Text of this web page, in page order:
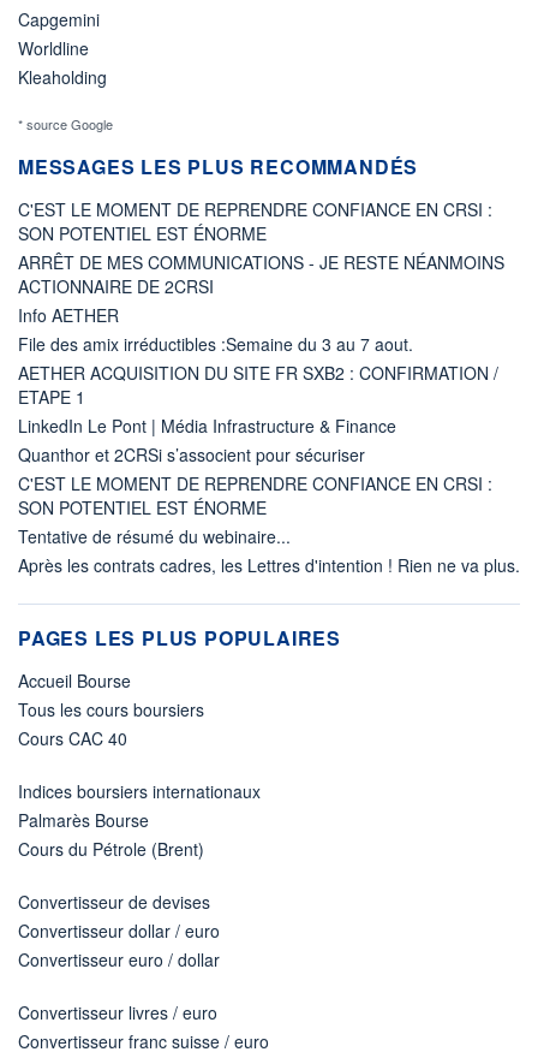
Capgemini
Worldline
Kleaholding
* source Google
MESSAGES LES PLUS RECOMMANDÉS
C'EST LE MOMENT DE REPRENDRE CONFIANCE EN CRSI :
SON POTENTIEL EST ÉNORME
ARRÊT DE MES COMMUNICATIONS - JE RESTE NÉANMOINS
ACTIONNAIRE DE 2CRSI
Info AETHER
File des amix irréductibles :Semaine du 3 au 7 aout.
AETHER ACQUISITION DU SITE FR SXB2 : CONFIRMATION /
ETAPE 1
LinkedIn Le Pont | Média Infrastructure & Finance
Quanthor et 2CRSi s’associent pour sécuriser
C'EST LE MOMENT DE REPRENDRE CONFIANCE EN CRSI :
SON POTENTIEL EST ÉNORME
Tentative de résumé du webinaire...
Après les contrats cadres, les Lettres d'intention ! Rien ne va plus.
PAGES LES PLUS POPULAIRES
Accueil Bourse
Tous les cours boursiers
Cours CAC 40
Indices boursiers internationaux
Palmarès Bourse
Cours du Pétrole (Brent)
Convertisseur de devises
Convertisseur dollar / euro
Convertisseur euro / dollar
Convertisseur livres / euro
Convertisseur franc suisse / euro